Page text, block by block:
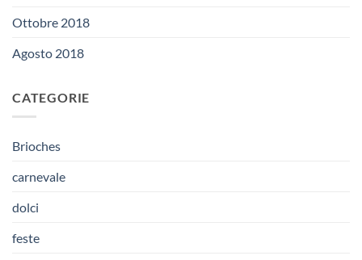
Ottobre 2018
Agosto 2018
CATEGORIE
Brioches
carnevale
dolci
feste